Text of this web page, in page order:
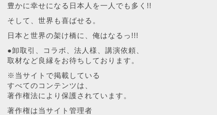
豊かに幸せになる日本人を一人でも多く!!
そして、世界も喜ばせる。
日本と世界の架け橋に、俺はなるっ!!!
●卸取引、コラボ、法人様、講演依頼、
取材など良縁をお待ちしております。
※当サイトで掲載している
すべてのコンテンツは、
著作権法により保護されています。
著作権は当サイト管理者